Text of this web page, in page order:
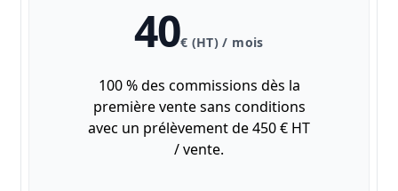
40€ (HT) / mois
100 % des commissions dès la
première vente sans conditions
avec un prélèvement de 450 € HT
/ vente.